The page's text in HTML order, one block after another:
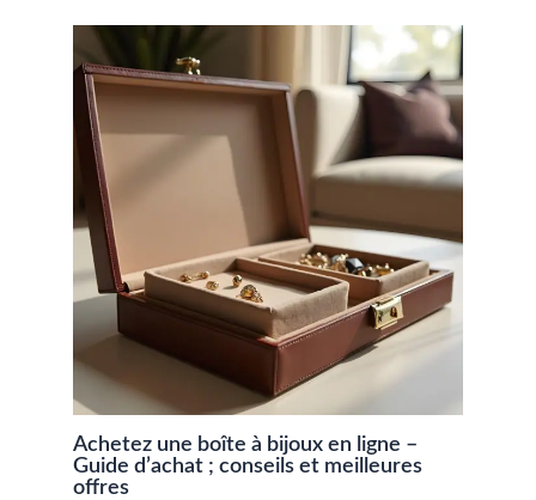
Achetez une boîte à bijoux en ligne –
Guide d’achat ; conseils et meilleures
offres